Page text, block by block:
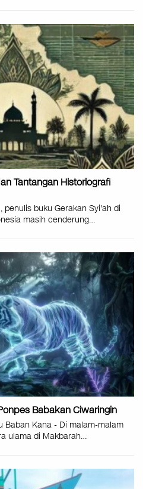
Tantangan Historiografi
penulis buku Gerakan Syi'ah di
masih cenderung…
Babakan Ciwaringin
Baban Kana - Di malam-malam
ulama di Makbarah…